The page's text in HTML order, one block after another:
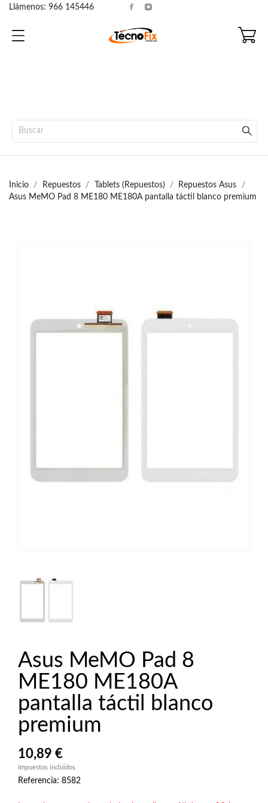
Llámenos: 966 145446
Inicio Repuestos Tablets (Repuestos)
Repuestos Asus
Asus MeMO Pad 8 ME180 ME180A pantalla táctil blanco premium
Asus MeMO Pad 8
ME180 ME180A
pantalla táctil blanco
premium
10,89 €
Impuestos incluidos
Referencia: 8582